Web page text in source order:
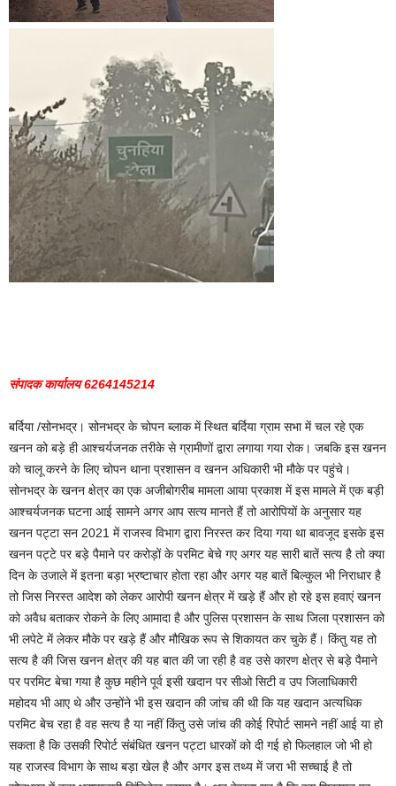
संपादक कार्यालय 6264145214
बर्दिया /सोनभद्र। सोनभद्र के चोपन ब्लाक में स्थित बर्दिया ग्राम सभा में चल रहे एक
खनन को बड़े ही आश्चर्यजनक तरीके से ग्रामीणों द्वारा लगाया गया रोक। जबकि इस खनन
को चालू करने के लिए चोपन थाना प्रशासन व खनन अधिकारी भी मौके पर पहुंचे।
सोनभद्र के खनन क्षेत्र का एक अजीबोगरीब मामला आया प्रकाश में इस मामले में एक बड़ी
आश्चर्यजनक घटना आई सामने अगर आप सत्य मानते हैं तो आरोपियों के अनुसार यह
खनन पट्टा सन 2021 में राजस्व विभाग द्वारा निरस्त कर दिया गया था बावजूद इसके इस
खनन पट्टे पर बड़े पैमाने पर करोड़ों के परमिट बेचे गए अगर यह सारी बातें सत्य है तो क्या
दिन के उजाले में इतना बड़ा भ्रष्टाचार होता रहा और अगर यह बातें बिल्कुल भी निराधार है
तो जिस निरस्त आदेश को लेकर आरोपी खनन क्षेत्र में खड़े हैं और हो रहे इस हवाएं खनन
को अवैध बताकर रोकने के लिए आमादा है और पुलिस प्रशासन के साथ जिला प्रशासन को
भी लपेटे में लेकर मौके पर खड़े हैं और मौखिक रूप से शिकायत कर चुके हैं। किंतु यह तो
सत्य है की जिस खनन क्षेत्र की यह बात की जा रही है वह उसे कारण क्षेत्र से बड़े पैमाने
पर परमिट बेचा गया है कुछ महीने पूर्व इसी खदान पर सीओ सिटी व उप जिलाधिकारी
महोदय भी आए थे और उन्होंने भी इस खदान की जांच की थी कि यह खदान अत्यधिक
परमिट बेच रहा है वह सत्य है या नहीं किंतु उसे जांच की कोई रिपोर्ट सामने नहीं आई या हो
सकता है कि उसकी रिपोर्ट संबंधित खनन पट्टा धारकों को दी गई हो फिलहाल जो भी हो
यह राजस्व विभाग के साथ बड़ा खेल है और अगर इस तथ्य में जरा भी सच्चाई है तो